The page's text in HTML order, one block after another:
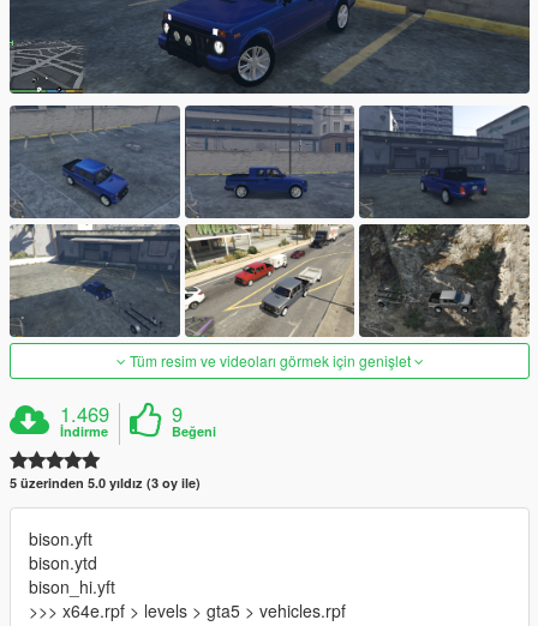
Tüm resim ve videoları görmek için genişlet
1.469
İndirme
9
Beğeni
5 üzerinden 5.0 yıldız (3 oy ile)
bison.yft
bison.ytd
bison_hi.yft
>>> x64e.rpf > levels > gta5 > vehicles.rpf